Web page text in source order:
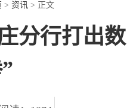
> 资讯 > 正文
分行打出数